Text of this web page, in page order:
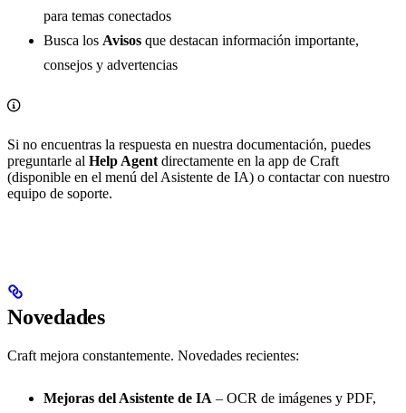
para temas conectados
Busca los Avisos que destacan información importante,
consejos y advertencias
Si no encuentras la respuesta en nuestra documentación, puedes
preguntarle al Help Agent directamente en la app de Craft
(disponible en el menú del Asistente de IA) o contactar con nuestro
equipo de soporte.
Novedades
Craft mejora constantemente. Novedades recientes:
Mejoras del Asistente de IA – OCR de imágenes y PDF,